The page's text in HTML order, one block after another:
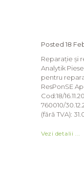
18
Reparație și
Analytik
pentru
ResPonSE
Cod:18/
760010/
(fără TVA):
Vezi detalii ...